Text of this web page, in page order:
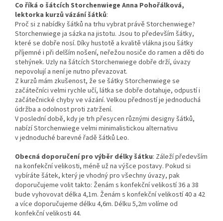
Co říká o šátcích Storchenwiege Anna Pohořálková,
lektorka kurzů vázání šátků:
Proč si z nabídky šátků na trhu vybrat právě Storchenwiege?
Storchenwiege ja sázka na jistotu. Jsou to především šátky,
které se dobře nosí. Díky hustotě a kvalitě vlákna jsou šátky
příjemné i při delším nošení, neřežou nosiče do ramen a děti do
stehýnek. Uzly na šátcích Storchenwiege dobře drží, úvazy
nepovolují a není je nutno převazovat.
Z kurzů mám zkušenost, že se šátky Storchenwiege se
začátečníci velmi rychle učí, látka se dobře dotahuje, odpustí i
začátečnické chyby ve vázání. Velkou předností je jednoduchá
údržba a odolnost proti zatržení.
V poslední době, kdy je trh přesycen různými designy šátků,
nabízí Storchenwiege velmi minimalistickou alternativu
v jednoduché barevné řadě šátků Leo.
Obecná doporučení pro výběr délky šátku: Záleží především
na konfekční velikosti, méně už na výšce postavy. Pokud si
vybíráte šátek, který je vhodný pro všechny úvazy, pak
doporučujeme volit takto: Ženám s konfekční velikostí 36 a 38
bude vyhovovat délka 4,1m. Ženám s konfekční velikostí 40 a 42
a více doporučujeme délku 4,6m. Délku 5,2m volíme od
konfekční velikosti 44.